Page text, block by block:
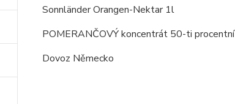
Sonnländer Orangen-Nektar 1l
POMERANČOVÝ koncentrát 50-ti procentní
Dovoz Německo